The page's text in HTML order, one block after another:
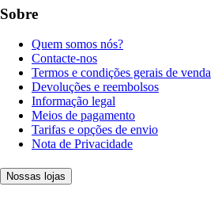
Sobre
Quem somos nós?
Contacte-nos
Termos e condições gerais de venda
Devoluções e reembolsos
Informação legal
Meios de pagamento
Tarifas e opções de envio
Nota de Privacidade
Nossas lojas